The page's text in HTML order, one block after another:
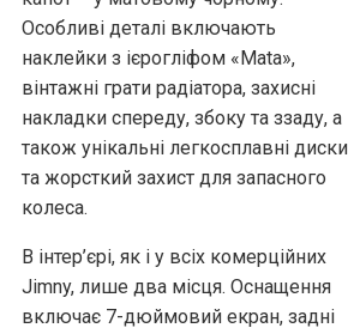
Особливі деталі включають
наклейки з ієрогліфом «Mata»,
вінтажні грати радіатора, захисні
накладки спереду, збоку та ззаду, а
також унікальні легкосплавні диски
та жорсткий захист для запасного
колеса.
В інтер’єрі, як і у всіх комерційних
Jimny, лише два місця. Оснащення
включає 7-дюймовий екран, задні